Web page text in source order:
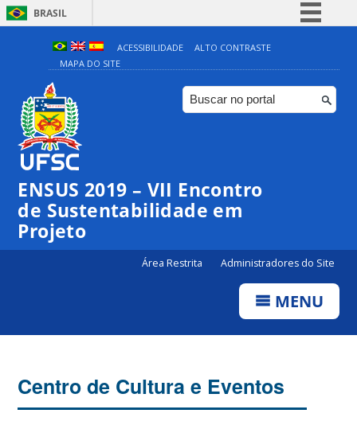
BRASIL
Simplifique!
Comunica BR
Participe
ACESSIBILIDADE
ALTO CONTRASTE
MAPA DO SITE
ENSUS 2019 – VII Encontro
de Sustentabilidade em
Projeto
Área Restrita Administradores do Site
MENU
Centro de Cultura e Eventos